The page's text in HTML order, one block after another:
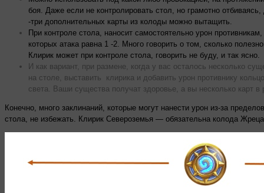
боя. Даже если не контролировать стол, но грамотно отбиваясь,
-три дополнительных карты из колоды можно вытащить.
При контроле стола, наносит самостоятельно урон противникам,
которых атака равна 1 -2. Много говорить о том, сколько
Клирик может при контроле стола, говорить не буду, и так ясно.
И как вариант, при размене, когда у вас осталось несколько
на столе, выставить клирика и добавить урон противнику
света. Ваши существа получат здоровье, а вы несколько карт в
Конечно, много заклинаний, которые могут нанести урон из-за пределов
стола, не избежать. Клирик Североземья — обязательна колода